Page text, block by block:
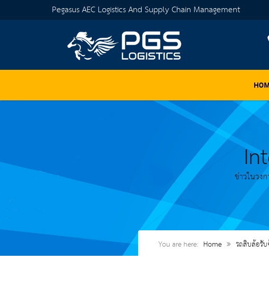
Pegasus AEC Logistics And Supply Chain Management
ข่าวในวง
You are here: Home รถสิบล้อรับ